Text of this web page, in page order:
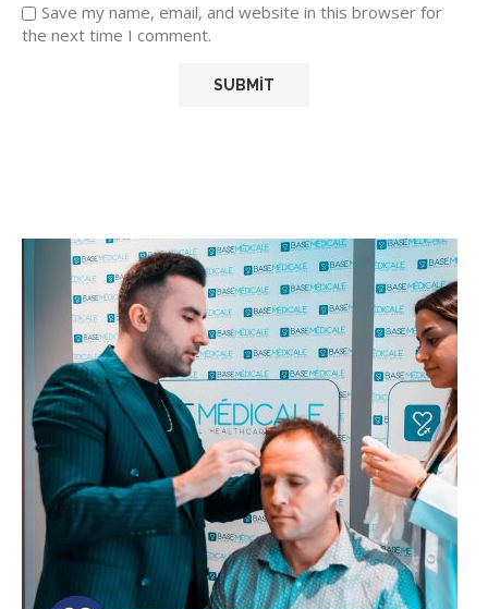
Save my name, email, and website in this browser for
the next time I comment.